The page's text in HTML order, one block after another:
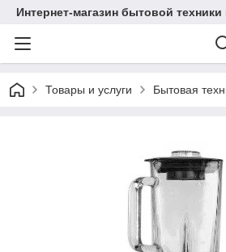
Интернет-магазин бытовой
Товары и услуги Бытовая